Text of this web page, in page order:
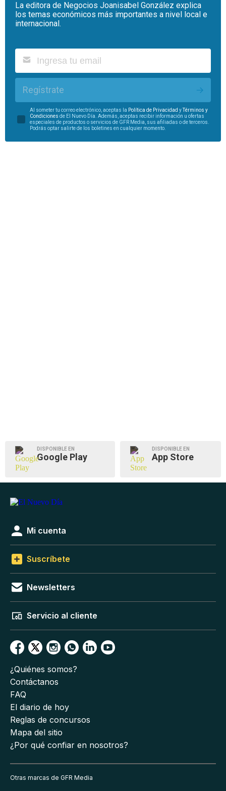
La editora de Negocios Joanisabel González explica
los temas económicos más importantes a nivel local e
internacional.
Regístrate
Al someter tu correo electrónico, aceptas la Política de Privacidad yTérminos y
Condiciones de El Nuevo Día. Además, aceptas recibir información u ofertas
especiales de productos o servicios de GFR Media, sus afiliadas o de terceros.
Podrás optar salirte de los boletines en cualquier momento.
DISPONIBLE EN
Google Play
DISPONIBLE EN
App Store
Mi cuenta
Suscríbete
Newsletters
Servicio al cliente
¿Quiénes somos?
Contáctanos
FAQ
El diario de hoy
Reglas de concursos
Mapa del sitio
¿Por qué confiar en nosotros?
Otras marcas de GFR Media